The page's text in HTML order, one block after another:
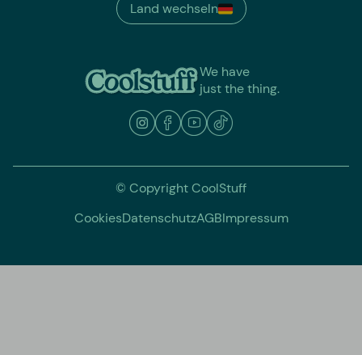
We have
just the thing.
Land wechseln
© Copyright CoolStuff
CookiesDatenschutzAGBImpressum